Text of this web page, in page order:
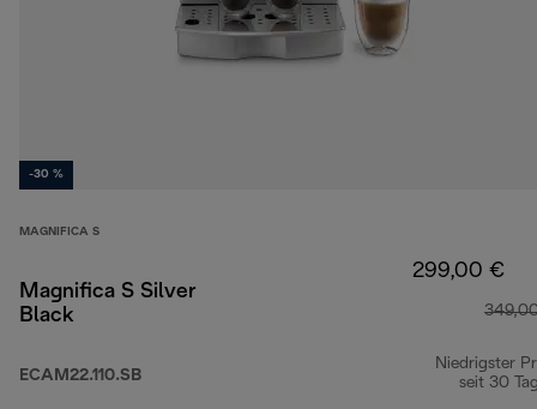
-30 %
MAGNIFICA S
Magnifica S Silver
Black
ECAM22.110.SB
299,00 €
Niedrigster
seit 30